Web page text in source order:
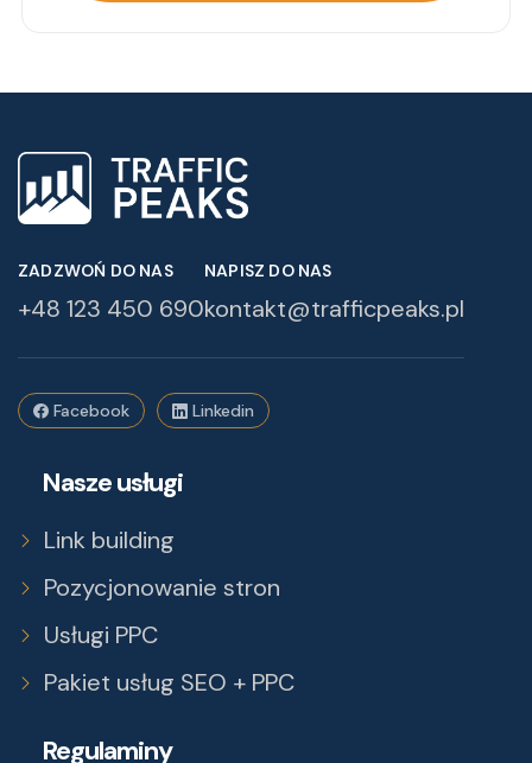
ZADZWOŃ DO NAS
+48 123 450 690
NAPISZ DO NAS
kontakt@trafficpeaks.pl
Facebook Linkedin
Nasze usługi
Link building
Pozycjonowanie stron
Usługi PPC
Pakiet usług SEO + PPC
Regulaminy